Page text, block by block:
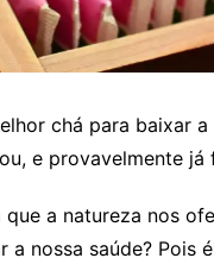
chá para baixar
e provavelmente
que a natureza nos
a nossa saúde? Pois